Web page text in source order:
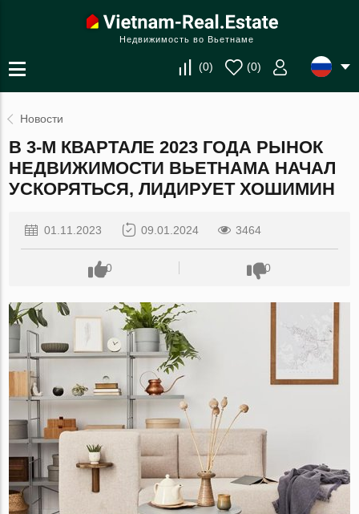
Недвижимость во Вьетнаме
(0) (0)
Новости
В 3-М КВАРТАЛЕ 2023 ГОДА РЫНОК
НЕДВИЖИМОСТИ ВЬЕТНАМА НАЧАЛ
УСКОРЯТЬСЯ, ЛИДИРУЕТ ХОШИМИН
01.11.2023 09.01.2024 3464
0 0